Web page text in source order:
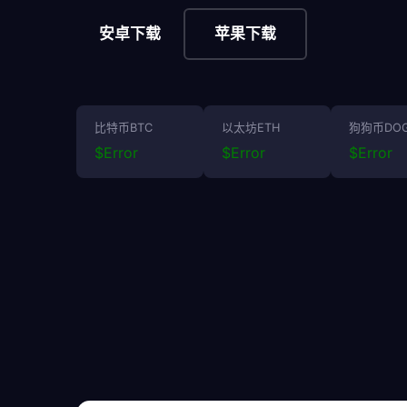
安卓下载 苹果下载
比特币BTC
$Error
以太坊ETH
$Error
狗狗币
$Error